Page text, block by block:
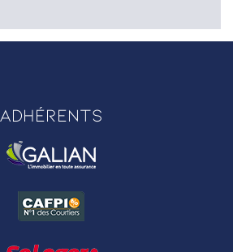
Adhérents